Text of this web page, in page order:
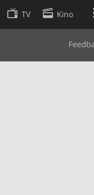
TV Kino